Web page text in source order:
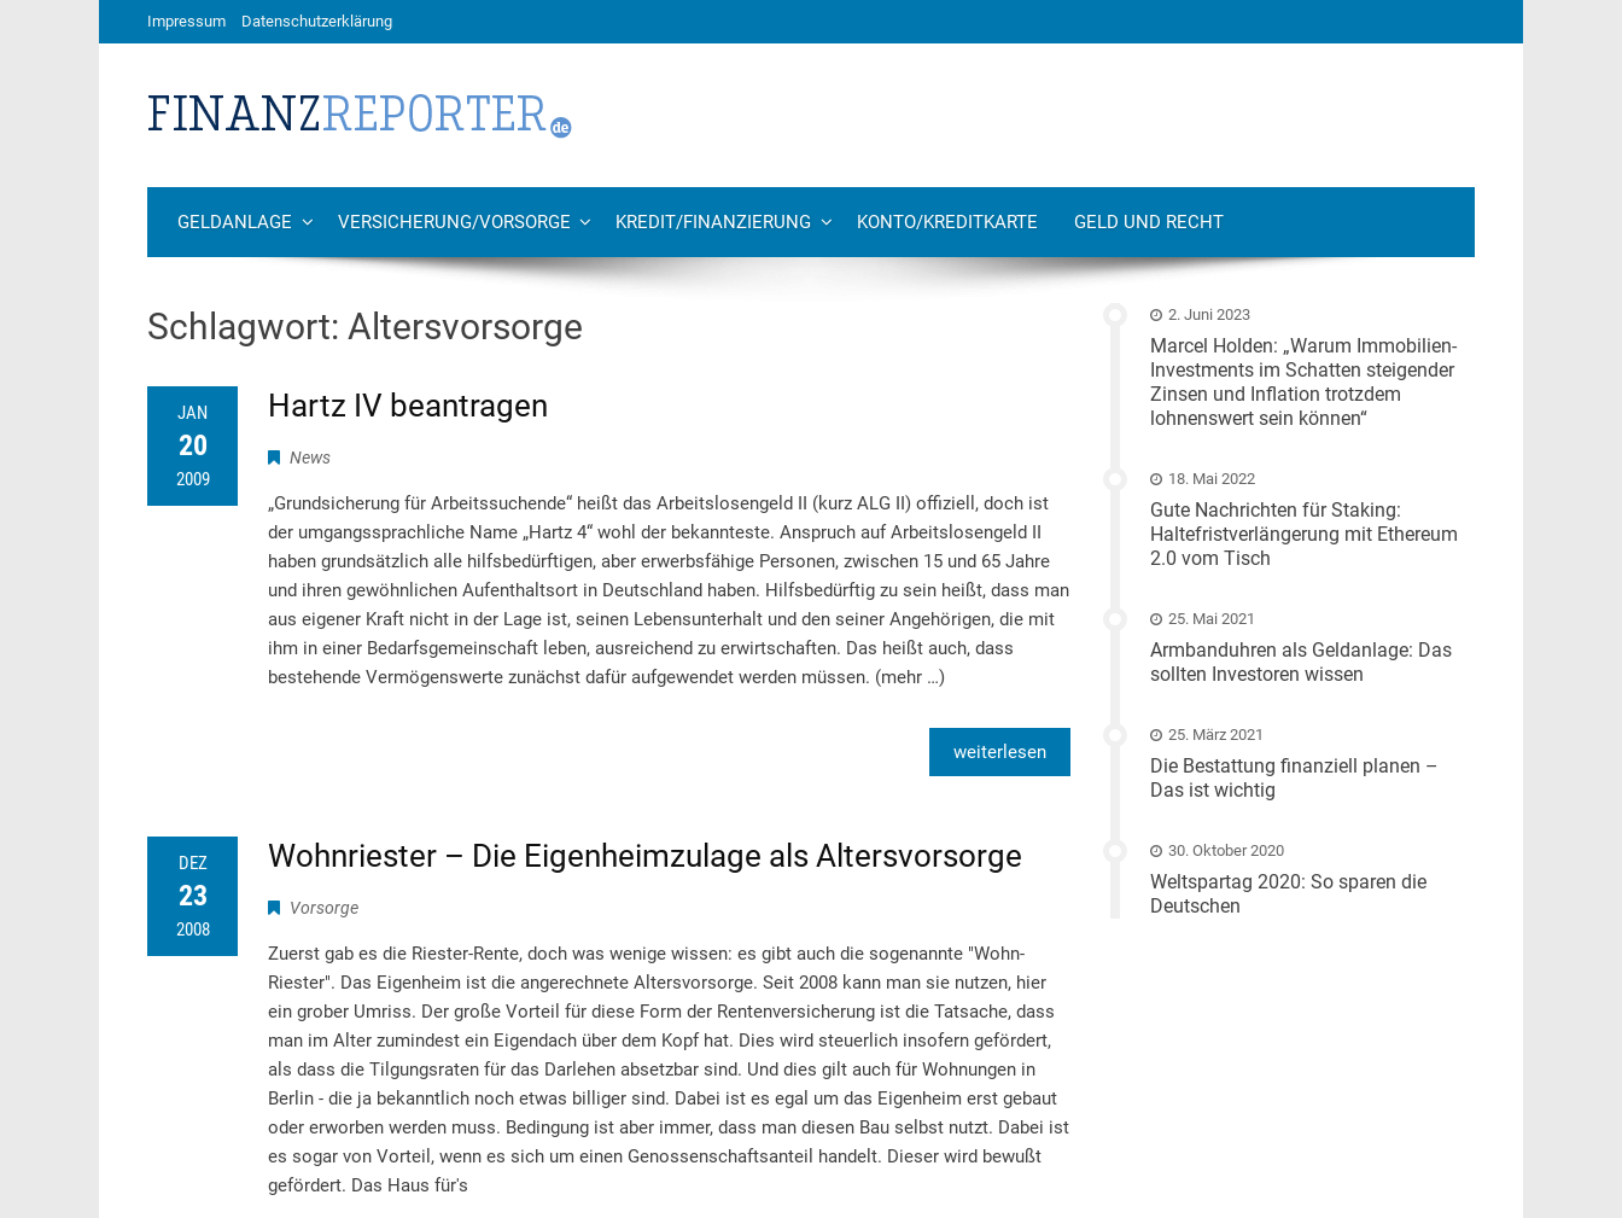
Impressum Datenschutzerklärung
GELDANLAGE VERSICHERUNG/VORSORGE KREDIT/FINANZIERUNG KONTO/KREDITKARTE GELD UND RECHT
Schlagwort: Altersvorsorge
JAN
20
2009
Hartz IV beantragen
News
„Grundsicherung für Arbeitssuchende“ heißt das Arbeitslosengeld II (kurz ALG II) offiziell, doch ist
der umgangssprachliche Name „Hartz 4“ wohl der bekannteste. Anspruch auf Arbeitslosengeld II
haben grundsätzlich alle hilfsbedürftigen, aber erwerbsfähige Personen, zwischen 15 und 65 Jahre
und ihren gewöhnlichen Aufenthaltsort in Deutschland haben. Hilfsbedürftig zu sein heißt, dass man
aus eigener Kraft nicht in der Lage ist, seinen Lebensunterhalt und den seiner Angehörigen, die mit
ihm in einer Bedarfsgemeinschaft leben, ausreichend zu erwirtschaften. Das heißt auch, dass
bestehende Vermögenswerte zunächst dafür aufgewendet werden müssen. (mehr …)
weiterlesen
DEZ
23
2008
Wohnriester – Die Eigenheimzulage als Altersvorsorge
Vorsorge
Zuerst gab es die Riester-Rente, doch was wenige wissen: es gibt auch die sogenannte "Wohn-
Riester". Das Eigenheim ist die angerechnete Altersvorsorge. Seit 2008 kann man sie nutzen, hier
ein grober Umriss. Der große Vorteil für diese Form der Rentenversicherung ist die Tatsache, dass
man im Alter zumindest ein Eigendach über dem Kopf hat. Dies wird steuerlich insofern gefördert,
als dass die Tilgungsraten für das Darlehen absetzbar sind. Und dies gilt auch für Wohnungen in
Berlin - die ja bekanntlich noch etwas billiger sind. Dabei ist es egal um das Eigenheim erst gebaut
oder erworben werden muss. Bedingung ist aber immer, dass man diesen Bau selbst nutzt. Dabei ist
es sogar von Vorteil, wenn es sich um einen Genossenschaftsanteil handelt. Dieser wird bewußt
gefördert. Das Haus für's
2. Juni 2023
Marcel Holden: „Warum Immobilien-
Investments im Schatten steigender
Zinsen und Inflation trotzdem
lohnenswert sein können“
18. Mai 2022
Gute Nachrichten für Staking:
Haltefristverlängerung mit Ethereum
2.0 vom Tisch
25. Mai 2021
Armbanduhren als Geldanlage: Das
sollten Investoren wissen
25. März 2021
Die Bestattung finanziell planen –
Das ist wichtig
30. Oktober 2020
Weltspartag 2020: So sparen die
Deutschen